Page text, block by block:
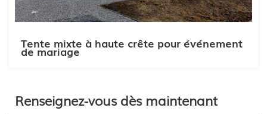
Tente mixte à haute crête pour événement
de mariage
Renseignez-vous dès maintenant